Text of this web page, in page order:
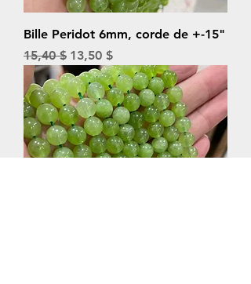
Bille Peridot 6mm, corde de +-15"
Prix original
15,40 $ Prix promotionnel
13,50 $